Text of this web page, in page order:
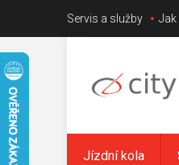
obsah
Servis a služby Jak
Jízdní kola